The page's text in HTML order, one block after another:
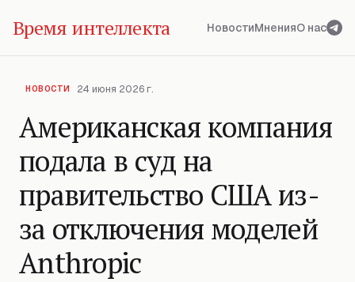
Время интеллекта НовостиМненияО нас
НОВОСТИ 24 июня 2026 г.
Американская компания
подала в суд на
правительство США из-
за отключения моделей
Anthropic